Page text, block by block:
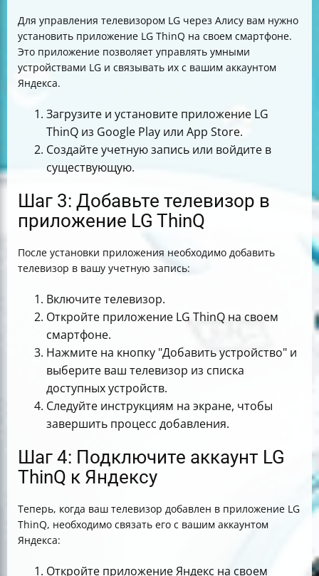
Для управления телевизором LG через Алису вам нужно
установить приложение LG ThinQ на своем смартфоне.
Это приложение позволяет управлять умными
устройствами LG и связывать их с вашим аккаунтом
Яндекса.
Загрузите и установите приложение LG
ThinQ из Google Play или App Store.
Создайте учетную запись или войдите в
существующую.
Шаг 3: Добавьте телевизор в
приложение LG ThinQ
После установки приложения необходимо добавить
телевизор в вашу учетную запись:
Включите телевизор.
Откройте приложение LG ThinQ на своем
смартфоне.
Нажмите на кнопку "Добавить устройство" и
выберите ваш телевизор из списка
доступных устройств.
Следуйте инструкциям на экране, чтобы
завершить процесс добавления.
Шаг 4: Подключите аккаунт LG
ThinQ к Яндексу
Теперь, когда ваш телевизор добавлен в приложение LG
ThinQ, необходимо связать его с вашим аккаунтом
Яндекса:
Откройте приложение Яндекс на своем